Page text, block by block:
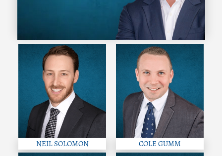
NEIL SOLOMON COLE GUMM